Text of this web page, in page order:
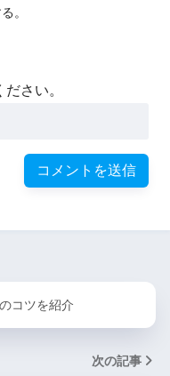
。
さい。
コツを紹介
次の記事